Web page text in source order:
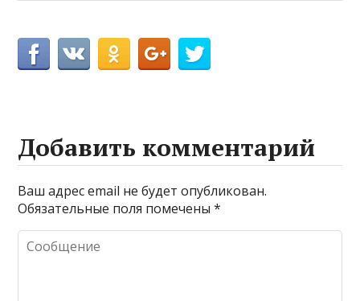
Добавить комментарий
Ваш адрес email не будет опубликован.
Обязательные поля помечены*